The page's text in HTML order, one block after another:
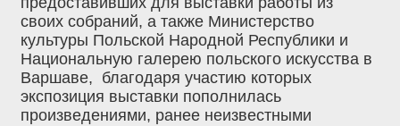
своих собраний, а также Министерство
культуры Польской Народной Республики и
Национальную галерею польского искусства в
Варшаве, благодаря участию которых
экспозиция выставки пополнилась
произведениями, ранее неизвестными